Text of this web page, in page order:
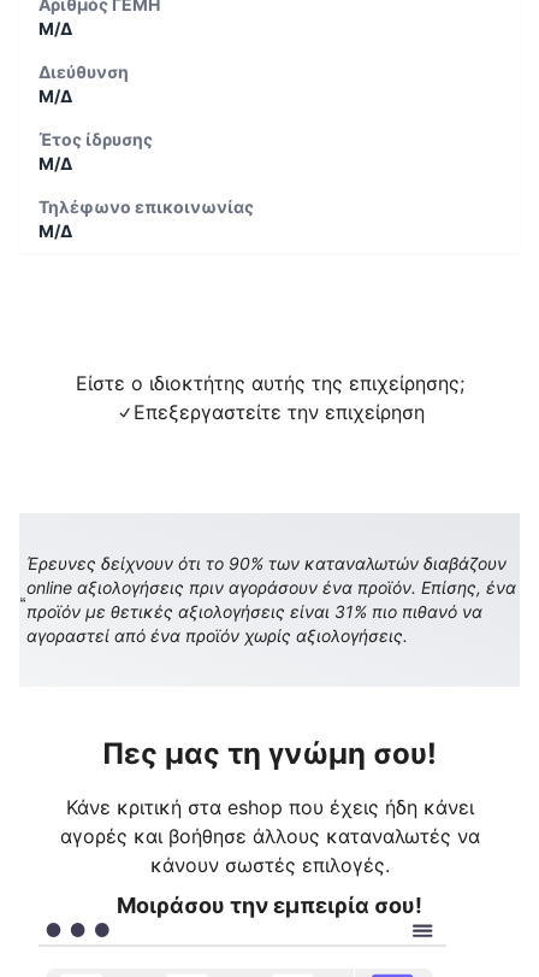
Αριθμός ΓΕΜΗ
Μ/Δ
Διεύθυνση
Μ/Δ
Έτος ίδρυσης
Μ/Δ
Τηλέφωνο επικοινωνίας
Μ/Δ
Είστε ο ιδιοκτήτης αυτής της επιχείρησης;
Επεξεργαστείτε την επιχείρηση
Έρευνες δείχνουν ότι το 90% των καταναλωτών διαβάζουν
online αξιολογήσεις πριν αγοράσουν ένα προϊόν. Επίσης, ένα
προϊόν με θετικές αξιολογήσεις είναι 31% πιο πιθανό να
αγοραστεί από ένα προϊόν χωρίς αξιολογήσεις.
Πες μας τη γνώμη σου!
Κάνε κριτική στα eshop που έχεις ήδη κάνει
αγορές και βοήθησε άλλους καταναλωτές να
κάνουν σωστές επιλογές.
Μοιράσου την εμπειρία σου!